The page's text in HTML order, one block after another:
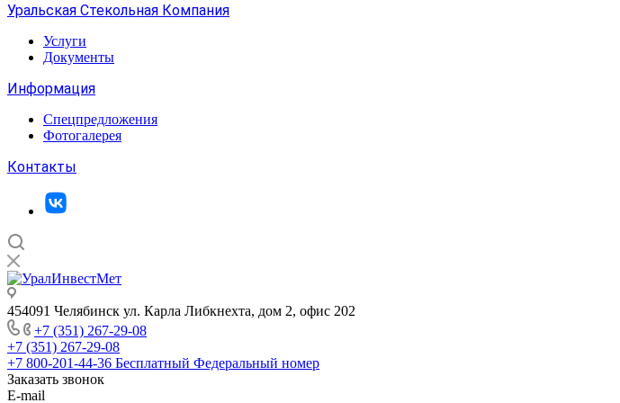
Уральская Стекольная Компания
Услуги
Документы
Информация
Спецпредложения
Фотогалерея
Контакты
454091 Челябинск ул. Карла Либкнехта, дом 2, офис 202
+7 (351) 267-29-08
+7 (351) 267-29-08
+7 800-201-44-36 Бесплатный Федеральный номер
Заказать звонок
E-mail